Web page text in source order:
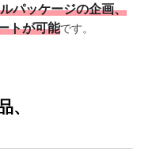
パッケージの企画、
トが可能です。
、